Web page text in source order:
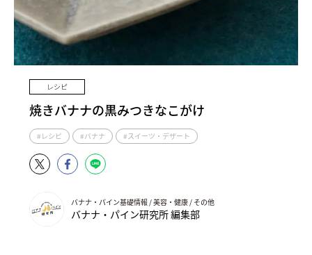
レシピ
焼きバナナの黒みつきなこがけ
#レシピ #バナナ #スイーツ・デザート
バナナ・パイン基礎情報 / 美容・健康 / その他
バナナ・パイン研究所 編集部